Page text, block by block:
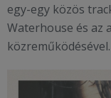
egy-egy közös
Waterhouse és az
közreműködésével.